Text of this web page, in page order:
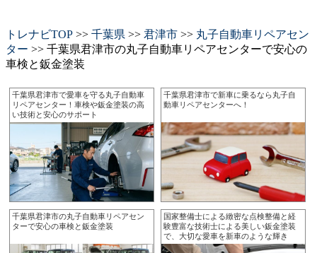
トレナビTOP >> 千葉県 >> 君津市 >> 丸子自動車リペアセン
ター >> 千葉県君津市の丸子自動車リペアセンターで安心の
車検と鈑金塗装
千葉県君津市で愛車を守る丸子自動車
リペアセンター！車検や鈑金塗装の高
い技術と安心のサポート
千葉県君津市で新車に乗るなら丸子自
動車リペアセンターへ！
千葉県君津市の丸子自動車リペアセン
ターで安心の車検と鈑金塗装
国家整備士による緻密な点検整備と経
験豊富な技術士による美しい鈑金塗装
で、大切な愛車を新車のような輝き
へ。